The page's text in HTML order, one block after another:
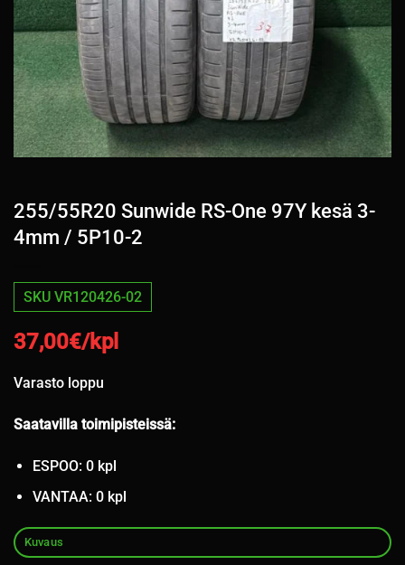
255/55R20 Sunwide RS-One 97Y kesä 3-
4mm / 5P10-2
SKU VR120426-02
37,00€/kpl
Varasto loppu
Saatavilla toimipisteissä:
ESPOO: 0 kpl
VANTAA: 0 kpl
Kuvaus